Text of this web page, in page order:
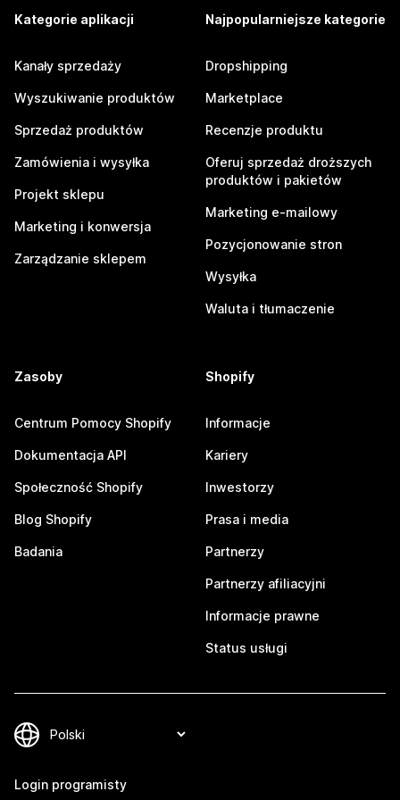
Kategorie aplikacji
Kanały sprzedaży
Wyszukiwanie produktów
Sprzedaż produktów
Zamówienia i wysyłka
Projekt sklepu
Marketing i konwersja
Zarządzanie sklepem
Najpopularniejsze kategorie
Dropshipping
Marketplace
Recenzje produktu
Oferuj sprzedaż droższych
produktów i pakietów
Marketing e-mailowy
Pozycjonowanie stron
Wysyłka
Waluta i tłumaczenie
Zasoby
Centrum Pomocy Shopify
Dokumentacja API
Społeczność Shopify
Blog Shopify
Badania
Shopify
Informacje
Kariery
Inwestorzy
Prasa i media
Partnerzy
Partnerzy afiliacyjni
Informacje prawne
Status usługi
Login programisty